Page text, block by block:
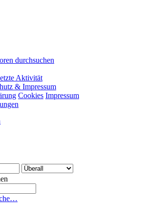
durchsuchen
Aktivität
& Impressum
Cookies Impressum